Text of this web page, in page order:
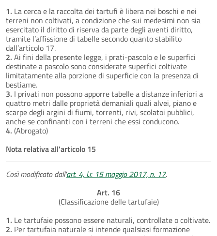
1. La cerca e la raccolta dei tartufi è libera nei boschi e nei
terreni non coltivati, a condizione che sui medesimi non sia
esercitato il diritto di riserva da parte degli aventi diritto,
tramite l’affissione di tabelle secondo quanto stabilito
dall’articolo 17.
2. Ai fini della presente legge, i prati-pascolo e le superfici
destinate a pascolo sono considerate superfici coltivate
limitatamente alla porzione di superficie con la presenza di
bestiame.
3. I privati non possono apporre tabelle a distanze inferiori a
quattro metri dalle proprietà demaniali quali alvei, piano e
scarpe degli argini di fiumi, torrenti, rivi, scolatoi pubblici,
anche se confinanti con i terreni che essi conducono.
4. (Abrogato)
Nota relativa all'articolo 15
Così modificato dall'art. 4, l.r. 15 maggio 2017, n. 17.
Art. 16
(Classificazione delle tartufaie)
1. Le tartufaie possono essere naturali, controllate o coltivate.
2. Per tartufaia naturale si intende qualsiasi formazione